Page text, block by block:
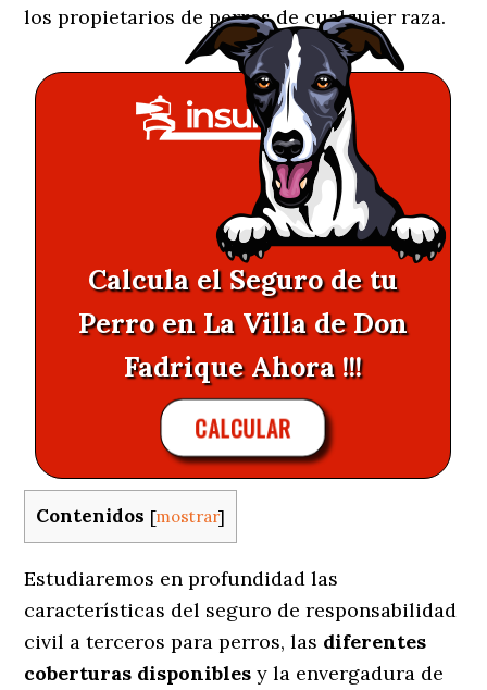
los propietarios de perros de cualquier raza.
Calcula el Seguro de tu
Perro en La Villa de Don
Fadrique Ahora !!!
CALCULAR
Contenidos [mostrar]
Estudiaremos en profundidad las
características del seguro de responsabilidad
civil a terceros para perros, las diferentes
coberturas disponibles y la envergadura de